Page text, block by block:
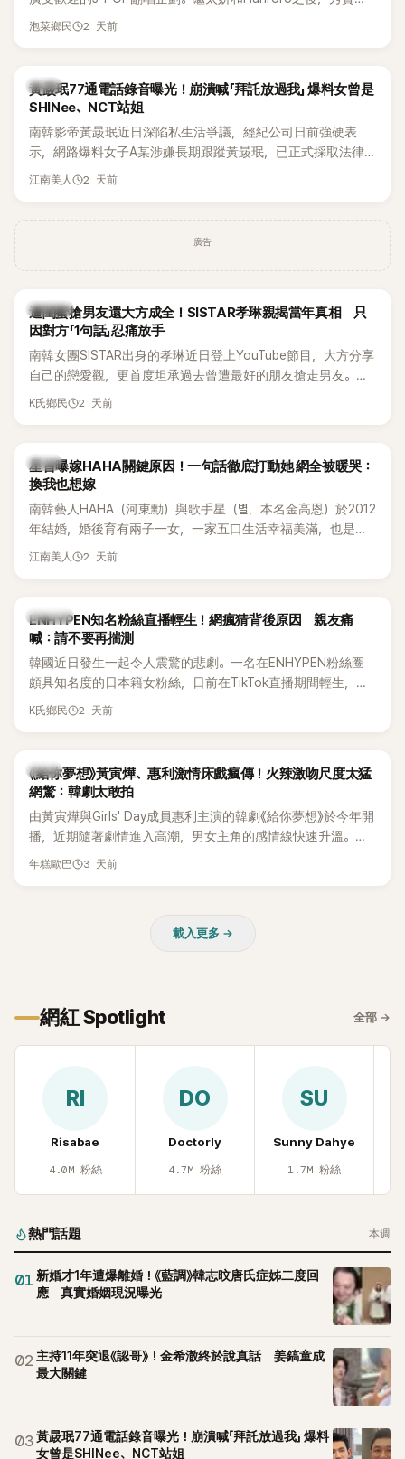
獲選為第三首翻唱歌曲的主唱，並於近期完成錄音。
泡菜鄉民 2 天前
韓星
黃晸珉77通電話錄音曝光！崩潰喊「拜託放過我」 爆料女曾是
SHINee、NCT站姐
南韓影帝黃晸珉近日深陷私生活爭議，經紀公司日前強硬表
示，網路爆料女子A某涉嫌長期跟蹤黃晸珉，已正式採取法律
行動。不過，A並未停止發聲，持續透過社群平台公開爆料，反
像團體的「站姐」，事件持續延燒。
江南美人 2 天前
廣告
K-POP
遭閨蜜搶男友還大方成全！SISTAR孝琳親揭當年真相 只
因對方「1句話」忍痛放手
南韓女團SISTAR出身的孝琳近日登上YouTube節目，大方分享
自己的戀愛觀，更首度坦承過去曾遭最好的朋友搶走男友。她
表示，當時選擇瀟灑放手，但如果同樣的事情現在再發生，「我
K氏鄉民 2 天前
韓星
星首曝嫁HAHA關鍵原因！一句話徹底打動她 網全被暖哭：
換我也想嫁
南韓藝人HAHA（河東勳）與歌手星（별，本名金高恩）於2012
年結婚，婚後育有兩子一女，一家五口生活幸福美滿，也是韓
國演藝圈公認的模範夫妻。近日，星首度公開當年決定嫁給
江南美人 2 天前
K-POP
ENHYPEN知名粉絲直播輕生！網瘋猜背後原因 親友痛
喊：請不要再揣測
韓國近日發生一起令人震驚的悲劇。一名在ENHYPEN粉絲圈
頗具知名度的日本籍女粉絲，日前在TikTok直播期間輕生，最
終不幸身亡，消息曝光後震驚韓網，也讓不少粉絲湧入社群平
K氏鄉民 2 天前
韓劇
《給你夢想》黃寅燁、惠利激情床戲瘋傳！火辣激吻尺度太猛
網驚：韓劇太敢拍
由黃寅燁與Girls' Day成員惠利主演的韓劇《給你夢想》於今年開
播，近期隨著劇情進入高潮，男女主角的感情線快速升溫。最
新播出的第8集不僅上演火辣吻戲，更接連出現床戲橋段，讓
年糕歐巴 3 天前
載入更多 →
網紅 Spotlight 全部 →
RI
Risabae
4.0M 粉絲
DO
Doctorly
4.7M 粉絲
SU
Sunny Dahye
1.7M 粉絲
熱門話題 本週
01 新婚才1年遭爆離婚！《藍調》韓志旼唐氏症姊二度回
應 真實婚姻現況曝光
02 主持11年突退《認哥》！金希澈終於說真話 姜鎬童成
最大關鍵
03黃晸珉77通電話錄音曝光！崩潰喊「拜託放過我」 爆料
女曾是SHINee、NCT站姐